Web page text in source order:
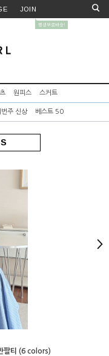
JOIN
원피스 스커트
번주 신상 베스트 50
팔티 (6 colors)